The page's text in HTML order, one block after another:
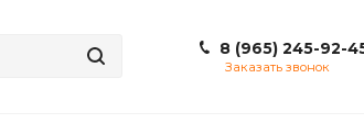
8 (965) 245-92-
Заказать звонок